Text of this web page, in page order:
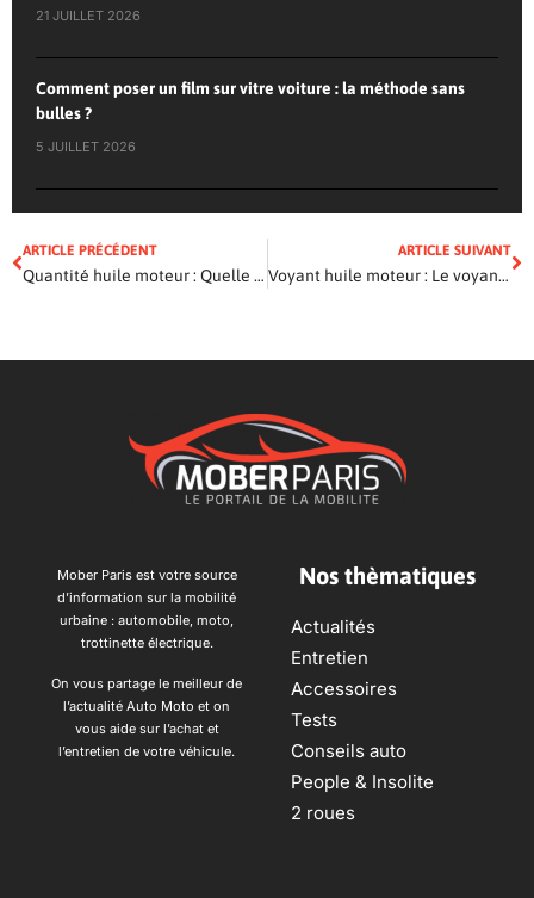
21 JUILLET 2026
Comment poser un film sur vitre voiture : la méthode sans
bulles ?
5 JUILLET 2026
ARTICLE PRÉCÉDENT
Quantité huile moteur : Quelle quantité de pétrole votre voiture consomme-t-elle ?
ARTICLE SUIVANT
Voyant huile moteur : Le voyant du service pétrolier est allumé – Que dois-je faire ?
Mober Paris est votre source
d’information sur la mobilité
urbaine : automobile, moto,
trottinette électrique.
On vous partage le meilleur de
l’actualité Auto Moto et on
vous aide sur l’achat et
l’entretien de votre véhicule.
Nos thèmatiques
Actualités
Entretien
Accessoires
Tests
Conseils auto
People & Insolite
2 roues